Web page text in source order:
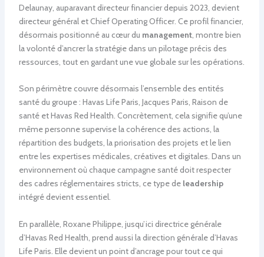
Delaunay, auparavant directeur financier depuis 2023, devient
directeur général et Chief Operating Officer. Ce profil financier,
désormais positionné au cœur du management, montre bien
la volonté d’ancrer la stratégie dans un pilotage précis des
ressources, tout en gardant une vue globale sur les opérations.
Son périmètre couvre désormais l’ensemble des entités
santé du groupe : Havas Life Paris, Jacques Paris, Raison de
santé et Havas Red Health. Concrètement, cela signifie qu’une
même personne supervise la cohérence des actions, la
répartition des budgets, la priorisation des projets et le lien
entre les expertises médicales, créatives et digitales. Dans un
environnement où chaque campagne santé doit respecter
des cadres réglementaires stricts, ce type de leadership
intégré devient essentiel.
En parallèle, Roxane Philippe, jusqu’ici directrice générale
d’Havas Red Health, prend aussi la direction générale d’Havas
Life Paris. Elle devient un point d’ancrage pour tout ce qui